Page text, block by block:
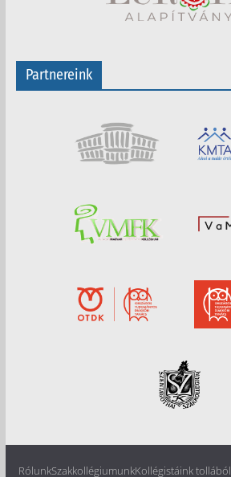
Partnereink
RólunkSzakkollégiumunkKollégistáink tollából